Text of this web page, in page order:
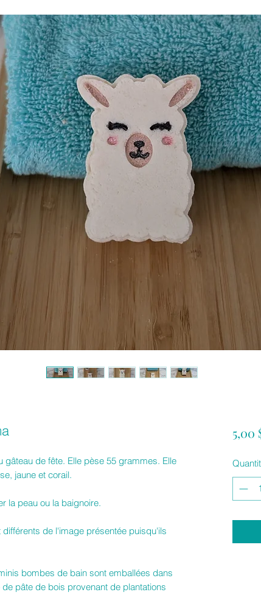
de fête. Elle pèse 55 grammes. Elle
jaune et corail.
la peau ou la baignoire.
de l'image présentée puisqu'ils
bombes de bain sont emballées dans
pâte de bois provenant de plantations
5,00